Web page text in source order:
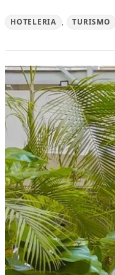
HOTELERIA , TURISMO